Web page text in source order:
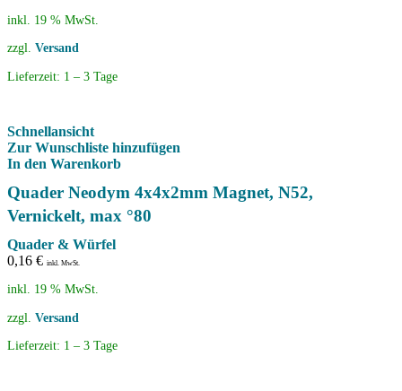
inkl. 19 % MwSt.
zzgl. Versand
Lieferzeit: 1 – 3 Tage
Schnellansicht
Zur Wunschliste hinzufügen
In den Warenkorb
Quader Neodym 4x4x2mm Magnet, N52,
Vernickelt, max °80
Quader & Würfel
0,16 € inkl. MwSt.
inkl. 19 % MwSt.
zzgl. Versand
Lieferzeit: 1 – 3 Tage